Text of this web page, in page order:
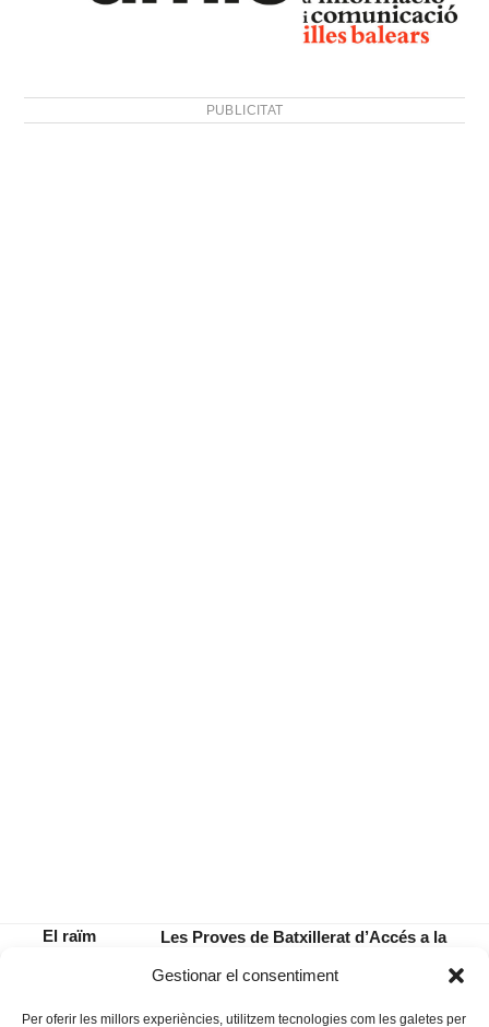
Gestionar el consentiment
Per oferir les millors experiències, utilitzem tecnologies com les galetes per
PUBLICITAT
El raïm
next
Les Proves de Batxillerat d’Accés a la